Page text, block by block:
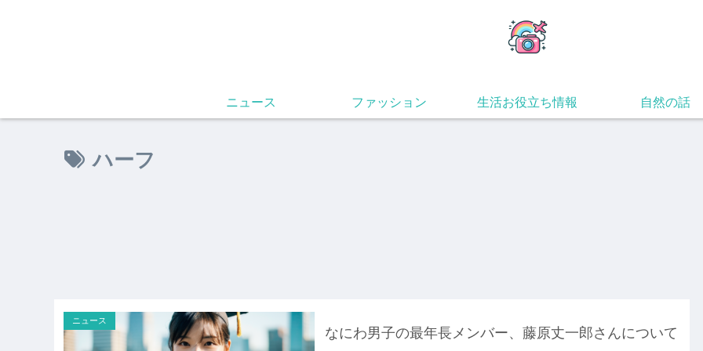
ニュース ファッション 生活お役立ち情報 自然の話
ハーフ
ニュース
なにわ男子の最年長メンバー、藤原丈一郎さんについて